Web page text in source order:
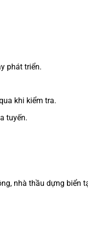
phát triển.
khi kiểm tra.
tuyến.
nhà thầu dựng biển